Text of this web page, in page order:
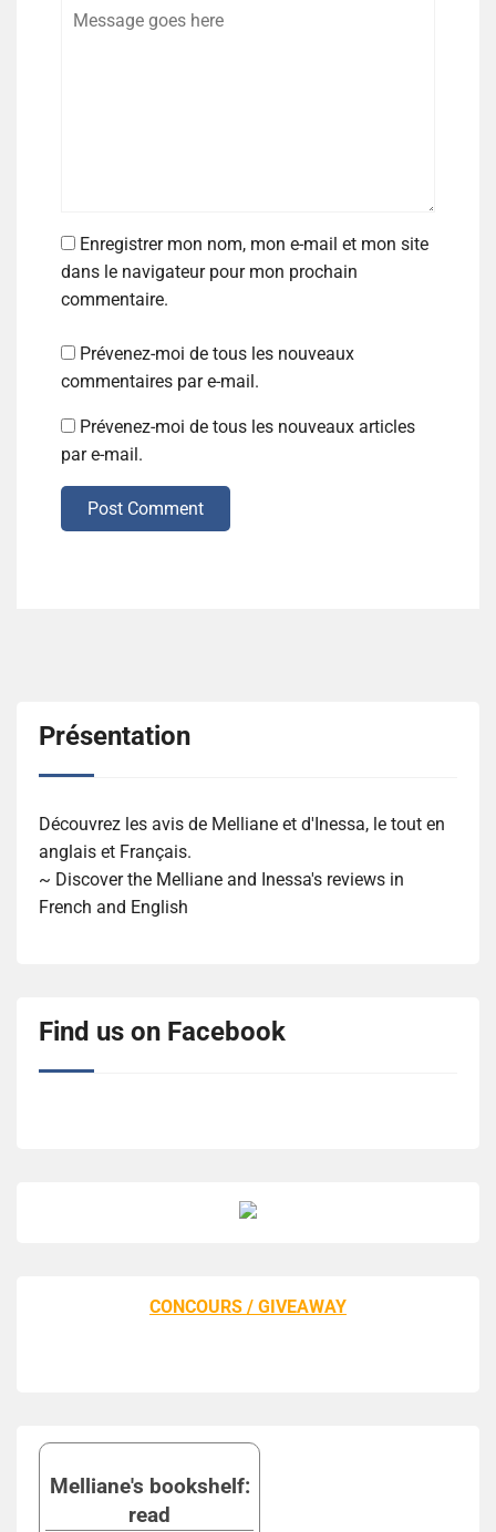
Enregistrer mon nom, mon e-mail et mon site
dans le navigateur pour mon prochain
commentaire.
Prévenez-moi de tous les nouveaux
commentaires par e-mail.
Prévenez-moi de tous les nouveaux articles
par e-mail.
Post Comment
Présentation
Découvrez les avis de Melliane et d'Inessa, le tout en
anglais et Français.
~ Discover the Melliane and Inessa's reviews in
French and English
Find us on Facebook
CONCOURS / GIVEAWAY
Melliane's bookshelf:
read